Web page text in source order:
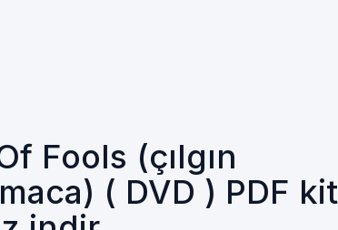
Fools (çılgın
( DVD ) PDF